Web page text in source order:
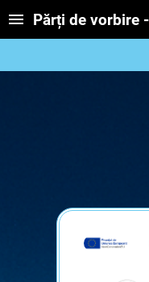
Părți de vorbire